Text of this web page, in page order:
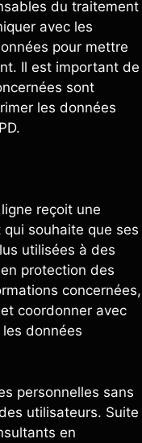
du traitement
avec les
pour mettre
Il est important de
sont
les données
reçoit une
qui souhaite que ses
utilisées à des
protection des
concernées,
coordonner avec
les données
personnelles sans
utilisateurs. Suite
en